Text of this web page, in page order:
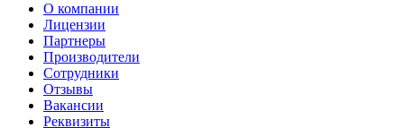
О компании
Лицензии
Партнеры
Производители
Сотрудники
Отзывы
Вакансии
Реквизиты